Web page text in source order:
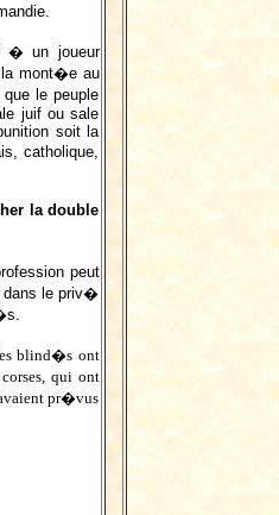
� un joueur
mont�e au
le peuple
juif ou sale
soit la
catholique,
la double
peut
dans le priv�
blind�s ont
qui ont
pr�vus